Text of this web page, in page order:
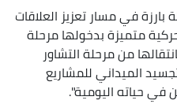
في مسار تعزيز العلاقات
متميزة بدخولها مرحلة
من مرحلة التشاور
الميداني للمشاريع
حياته اليومية".